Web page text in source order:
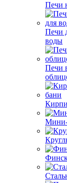
Печи
Печи
воды
Печи